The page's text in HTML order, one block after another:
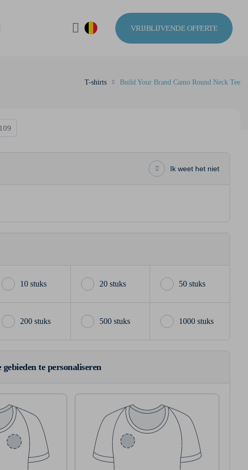
VRIJBLIJVENDE OFFERTE
T-shirts Build Your Brand Camo Round Neck Tee
Ik weet het niet
10 stuks 20 stuks 50 stuks
200 stuks 500 stuks 1000 stuks
te personaliseren